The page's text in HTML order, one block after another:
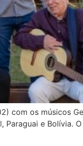
com os músicos
e Bolívia.